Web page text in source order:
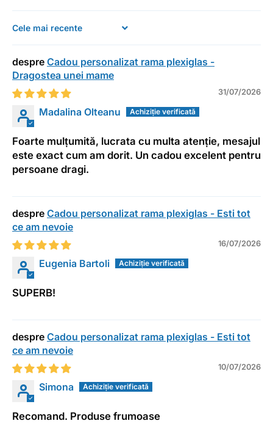
Sort by
Cadou personalizat rama plexiglas -
Dragostea unei mame
31/07/2026
Madalina Olteanu
Foarte mulțumită, lucrata cu multa atenție, mesajul
este exact cum am dorit. Un cadou excelent pentru
persoane dragi.
Cadou personalizat rama plexiglas - Esti tot
ce am nevoie
16/07/2026
Eugenia Bartoli
SUPERB!
Cadou personalizat rama plexiglas - Esti tot
ce am nevoie
10/07/2026
Simona
Recomand. Produse frumoase